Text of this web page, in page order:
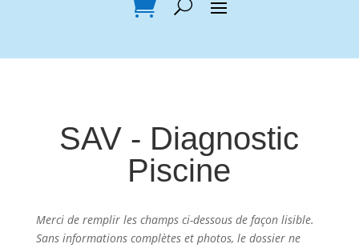
SAV - Diagnostic
Piscine
Merci de remplir les champs ci-dessous de façon lisible.
Sans informations complètes et photos, le dossier ne